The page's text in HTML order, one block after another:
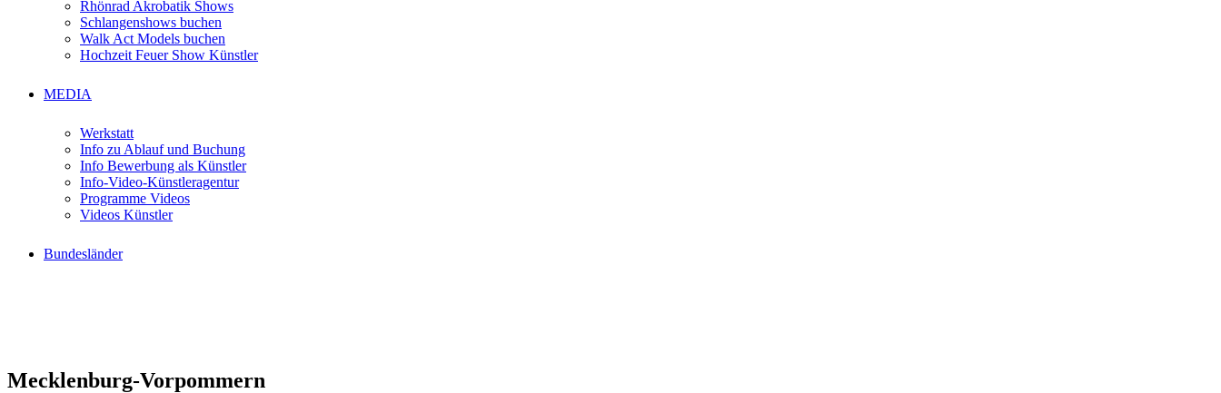
Rhönrad Akrobatik Shows
Schlangenshows buchen
Walk Act Models buchen
Hochzeit Feuer Show Künstler
MEDIA
Werkstatt
Info zu Ablauf und Buchung
Info Bewerbung als Künstler
Info-Video-Künstleragentur
Programme Videos
Videos Künstler
Bundesländer
Mecklenburg-Vorpommern